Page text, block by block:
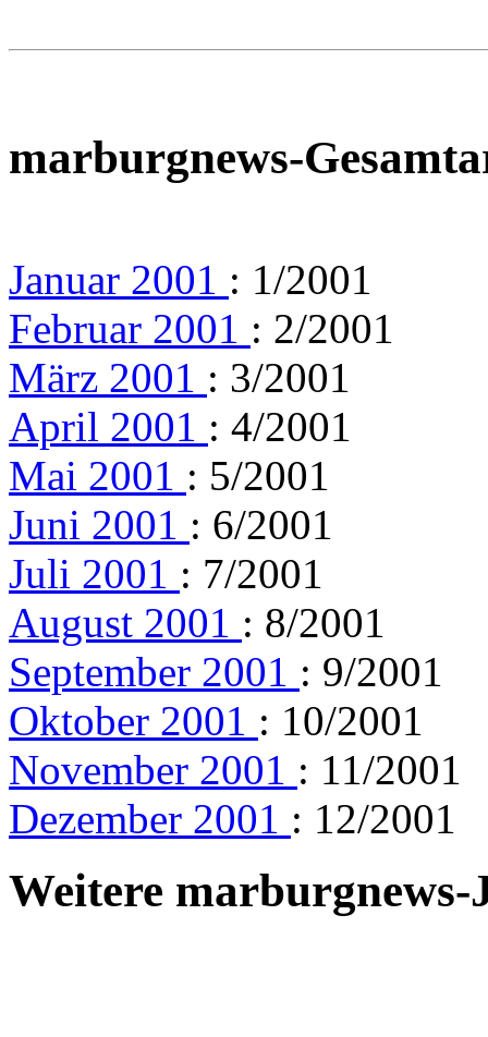
marburgnews-
Januar 2001 : 1/2001
Februar 2001 : 2/2001
März 2001 : 3/2001
April 2001 : 4/2001
Mai 2001 : 5/2001
Juni 2001 : 6/2001
Juli 2001 : 7/2001
August 2001 : 8/2001
September 2001 : 9/2001
Oktober 2001 : 10/2001
November 2001 : 11/2001
Dezember 2001 : 12/2001
Weitere marburgnews-